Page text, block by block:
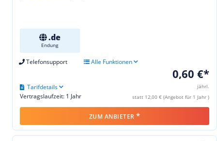
.de
Endung
Telefonsupport Alle Funktionen
0,60 €*
jährl.
statt 12,00 € (Angebot für 1 Jahr )
Vertragslaufzeit: 1 Jahr
Tarifdetails
ZUM ANBIETER *